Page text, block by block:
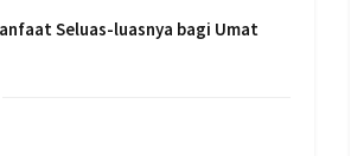
Seluas-luasnya bagi Umat